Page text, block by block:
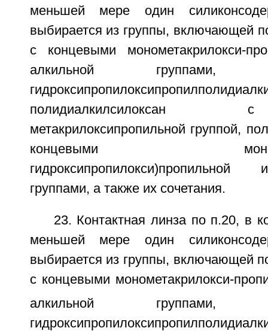
меньшей мере один
выбирается из группы, включающей
с концевыми монометакрилокси-
алкильной группами, бис-
метакрилоксипропильной группой,
концевыми моно-(3-
группами, а также их сочетания.
23. Контактная линза по п.20, в
меньшей мере один
выбирается из группы, включающей
с концевыми монометакрилокси-
алкильной группами, бис-